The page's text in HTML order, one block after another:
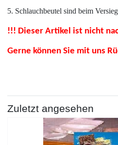
5. Schlauchbeutel sind beim
!!! Dieser Artikel ist nicht
Gerne können Sie mit uns
Zuletzt angesehen